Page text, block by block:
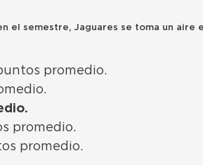
el semestre, Jaguares se toma un aire
promedio.
promedio.
promedio.